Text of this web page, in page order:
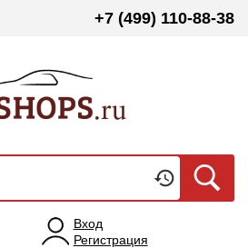
+7 (499) 110-88-38
Вход
Регистрация